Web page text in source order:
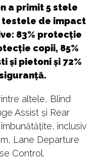
a primit 5 stele
testele de impact
83% protecție
copii, 85%
și pietoni și 72%
altele, Blind
Assist și Rear
inclusiv
Lane Departure
Control.